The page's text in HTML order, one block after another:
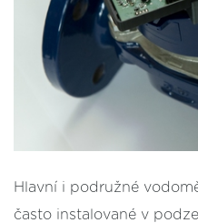
Hlavní i podružné
často instalované v